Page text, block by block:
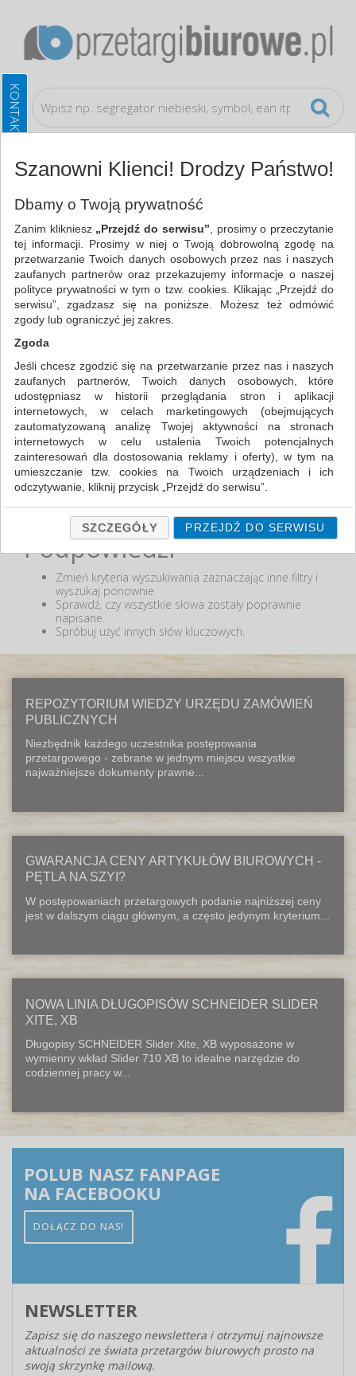
Bezpieczeństwo, higiena, wysyłka
WSZYSTKIE KATEGORIE
NAJCHĘTNIEJ WYBIERANE
FILTRY
WIĘCEJ
Zakres cenowy
MIN:
MAX:
ODZNACZ
Nie odnaleziono produktów wg przyjętych kryteriów
lub podana fraza "" nie została odnaleziona.
Podpowiedzi
Zmień kryteria wyszukiwania zaznaczając inne filtry i
wyszukaj ponownie
Sprawdź, czy wszystkie słowa zostały poprawnie
napisane.
Spróbuj użyć innych słów kluczowych.
REPOZYTORIUM WIEDZY URZĘDU ZAMÓWIEŃ
PUBLICZNYCH
Niezbędnik każdego uczestnika postępowania
przetargowego - zebrane w jednym miejscu wszystkie
najważniejsze dokumenty prawne...
GWARANCJA CENY ARTYKUŁÓW BIUROWYCH -
PĘTLA NA SZYI?
W postępowaniach przetargowych podanie najniższej ceny
jest w dalszym ciągu głównym, a często jedynym kryterium...
NOWA LINIA DŁUGOPISÓW SCHNEIDER SLIDER
XITE, XB
Długopisy SCHNEIDER Slider Xite, XB wyposażone w
wymienny wkład Slider 710 XB to idealne narzędzie do
codziennej pracy w...
POLUB NASZ FANPAGE
NA FACEBOOKU
DOŁĄCZ DO NAS!
NEWSLETTER
Zapisz się do naszego newslettera i otrzymuj najnowsze
aktualności ze świata przetargów biurowych prosto na
swoją skrzynkę mailową.
Szanowni Klienci! Drodzy Państwo!
Dbamy o Twoją prywatność
Zanim klikniesz „Przejdź do serwisu” , prosimy o przeczytanie
tej informacji. Prosimy w niej o Twoją dobrowolną zgodę na
przetwarzanie Twoich danych osobowych przez nas i naszych
zaufanych partnerów oraz przekazujemy informacje o naszej
polityce prywatności w tym o tzw. cookies. Klikając „Przejdź do
serwisu”, zgadzasz się na poniższe. Możesz też odmówić
zgody lub ograniczyć jej zakres.
Zgoda
Jeśli chcesz zgodzić się na przetwarzanie przez nas i naszych
zaufanych partnerów, Twoich danych osobowych, które
udostępniasz w historii przeglądania stron i aplikacji
internetowych, w celach marketingowych (obejmujących
zautomatyzowaną analizę Twojej aktywności na stronach
internetowych w celu ustalenia Twoich potencjalnych
zainteresowań dla dostosowania reklamy i oferty), w tym na
umieszczanie tzw. cookies na Twoich urządzeniach i ich
odczytywanie, kliknij przycisk „Przejdź do serwisu”.
Jeśli nie chcesz wyrazić zgody lub ograniczyć jej zakres, kliknij
„Szczegóły”, gdzie znajdziesz wszelkie informacje o tym jak to
zrobić . Te same informacje znajdziesz także na podstronie z
naszą polityką prywatności obowiązującą od 25 maja 2018.
W przypadku użytkowników zalogowanych, ważna jest Państwa
wcześniejsza zgoda której udzieliliście podczas zakładania
konta. Każda Państwa zgoda jest dobrowolna i można ją w
dowolnym momencie wycofać.
Klauzula Informacyjna (rozwiń)
SZCZEGÓŁY PRZEJDŹ DO SERWISU